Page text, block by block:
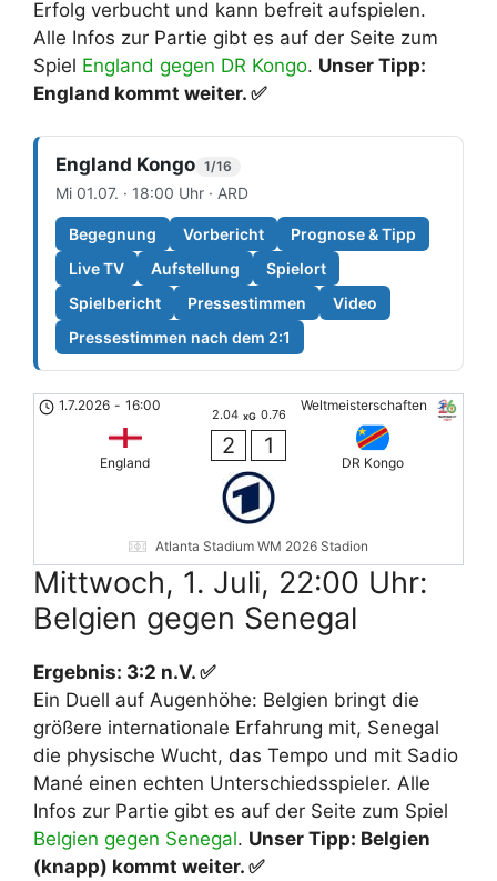
Erfolg verbucht und kann befreit aufspielen.
Alle Infos zur Partie gibt es auf der Seite zum
Spiel England gegen DR Kongo. Unser Tipp:
England kommt weiter. ✅
England Kongo 1/16
Mi 01.07. · 18:00 Uhr · ARD
Begegnung Vorbericht
Prognose & Tipp
Live TV
Aufstellung
Spielort
Spielbericht
Pressestimmen
Video
Pressestimmen nach dem 2:1
Weltmeisterschaften
1.7.2026 - 16:00
England
2.04 xG 0.76
2 1
DR Kongo
Atlanta Stadium WM 2026 Stadion
Mittwoch, 1. Juli, 22:00 Uhr:
Belgien gegen Senegal
Ergebnis: 3:2 n.V. ✅
Ein Duell auf Augenhöhe: Belgien bringt die
größere internationale Erfahrung mit, Senegal
die physische Wucht, das Tempo und mit Sadio
Mané einen echten Unterschiedsspieler. Alle
Infos zur Partie gibt es auf der Seite zum Spiel
Belgien gegen Senegal. Unser Tipp: Belgien
(knapp) kommt weiter. ✅